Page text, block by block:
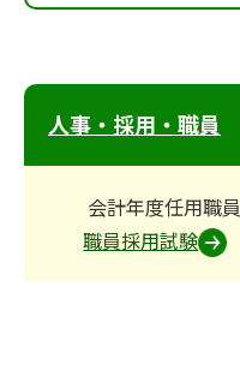
人事・採用・職員
会計年度任用職員
職員採用試験